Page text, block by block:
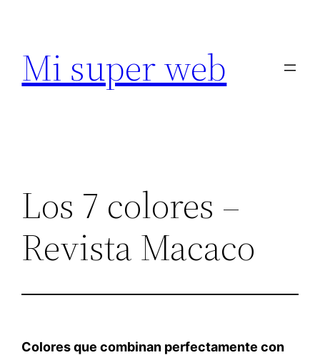
contenido
Mi super web
Los 7 colores –
Revista Macaco
Colores que combinan perfectamente con